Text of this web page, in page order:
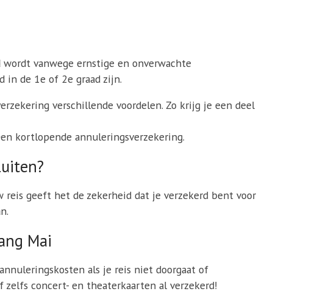
vanwege ernstige en onverwachte
in de 1e of 2e graad zijn.
verschillende voordelen. Zo krijg je een deel
kortlopende annuleringsverzekering.
geeft het de zekerheid dat je verzekerd bent voor
Mai
als je reis niet doorgaat of
zelfs concert- en theaterkaarten al verzekerd!